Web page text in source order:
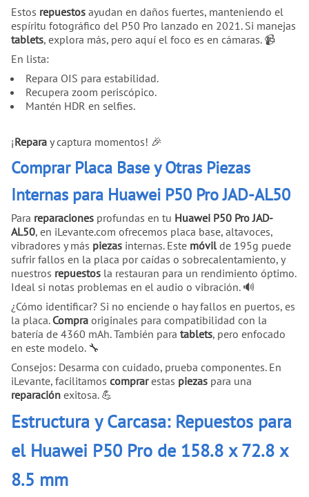
Estos repuestos ayudan en daños fuertes, manteniendo el
espíritu fotográfico del P50 Pro lanzado en 2021. Si manejas
tablets, explora más, pero aquí el foco es en cámaras. 📹
En lista:
Repara OIS para estabilidad.
Recupera zoom periscópico.
Mantén HDR en selfies.
¡Repara y captura momentos! 🎉
Comprar Placa Base y Otras Piezas
Internas para Huawei P50 Pro JAD-AL50
Para reparaciones profundas en tu Huawei P50 Pro JAD-
AL50, en iLevante.com ofrecemos placa base, altavoces,
vibradores y más piezas internas. Este móvil de 195g puede
sufrir fallos en la placa por caídas o sobrecalentamiento, y
nuestros repuestos la restauran para un rendimiento óptimo.
Ideal si notas problemas en el audio o vibración. 🔊
¿Cómo identificar? Si no enciende o hay fallos en puertos, es
la placa. Compra originales para compatibilidad con la
batería de 4360 mAh. También para tablets, pero enfocado
en este modelo. 🔧
Consejos: Desarma con cuidado, prueba componentes. En
iLevante, facilitamos comprarestas piezas para una
reparación exitosa. 💪
Estructura y Carcasa: Repuestos para
el Huawei P50 Pro de 158.8 x 72.8 x
8.5 mm